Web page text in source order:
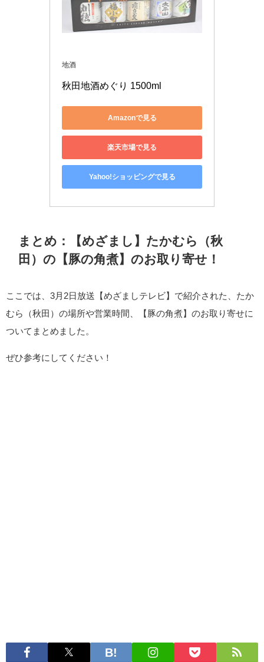
地酒
秋田地酒めぐり 1500ml
Amazonで見る
楽天市場で見る
Yahoo!ショッピングで見る
まとめ：【めざまし】たかむら（秋
田）の【豚の角煮】のお取り寄せ！
ここでは、3月2日放送【めざましテレビ】で紹介された、たか
むら（秋田）の場所や営業時間、【豚の角煮】のお取り寄せに
ついてまとめました。
ぜひ参考にしてください！